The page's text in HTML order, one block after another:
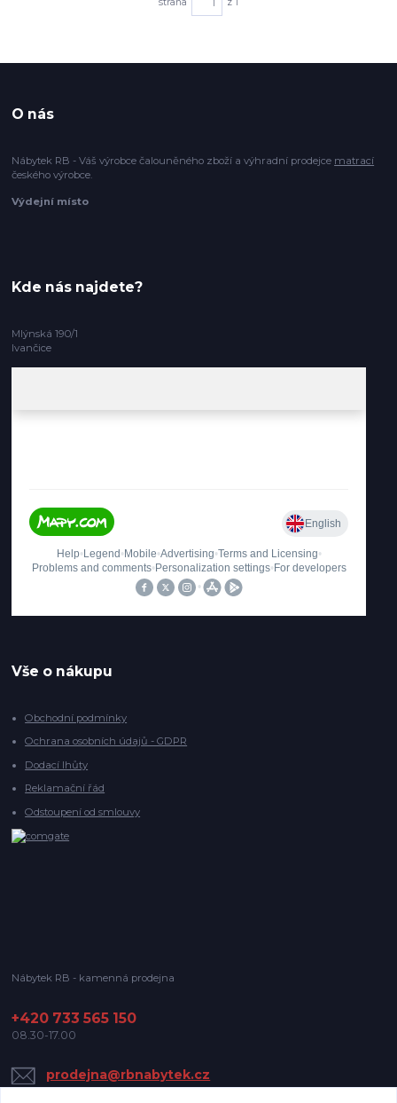
strana z 1
O nás
Nábytek RB - Váš výrobce čalouněného zboží a výhradní prodejce matrací
českého výrobce.
Výdejní místo
Kde nás najdete?
Mlýnská 190/1
Ivančice
Vše o nákupu
Obchodní podmínky
Ochrana osobních údajů - GDPR
Dodací lhůty
Reklamační řád
Odstoupení od smlouvy
Nábytek RB - kamenná prodejna
+420 733 565 150
08.30-17.00
prodejna@rbnabytek.cz